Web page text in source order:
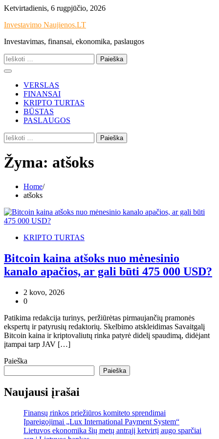
Skip
content
Ketvirtadienis, 6 rugpjūčio, 2026
Investavimo Naujienos.LT
Investavimas, finansai, ekonomika, paslaugos
Ieškoti:
VERSLAS
FINANSAI
KRIPTO TURTAS
BŪSTAS
PASLAUGOS
Ieškoti:
Žyma: atšoks
Home
atšoks
KRIPTO TURTAS
Bitcoin kaina atšoks nuo mėnesinio
kanalo apačios, ar gali būti 475 000 USD?
2 kovo, 2026
0
Patikima redakcija turinys, peržiūrėtas pirmaujančių pramonės
ekspertų ir patyrusių redaktorių. Skelbimo atskleidimas Savaitgalį
Bitcoin kaina ir kriptovaliutų rinka patyrė didelį spaudimą, didėjant
įtampai tarp JAV […]
Paieška
Paieška
Naujausi įrašai
Finansų rinkos priežiūros komiteto sprendimai
Įpareigojimai „Lux International Payment System“
Lietuvos ekonomika šių metų antrąjį ketvirtį augo sparčiai